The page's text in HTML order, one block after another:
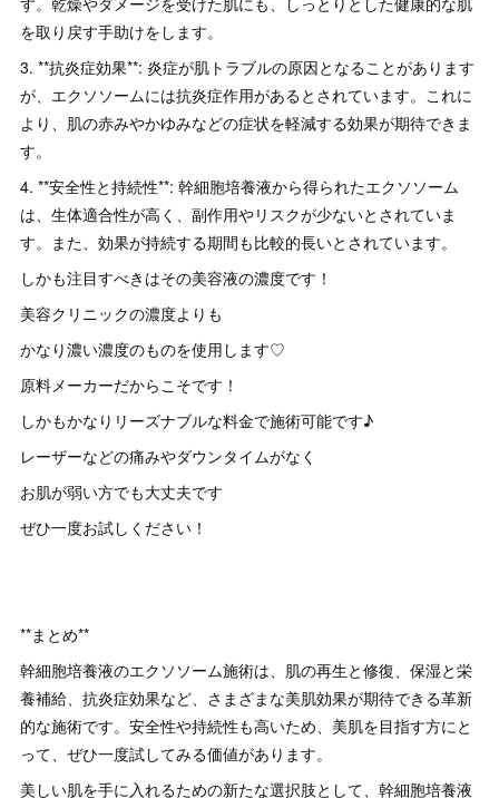
を取り戻す手助けをします。
3. **抗炎症効果**: 炎症が肌トラブルの原因となることがあります
が、エクソソームには抗炎症作用があるとされています。これに
より、肌の赤みやかゆみなどの症状を軽減する効果が期待できま
す。
4. **安全性と持続性**: 幹細胞培養液から得られたエクソソーム
は、生体適合性が高く、副作用やリスクが少ないとされていま
す。また、効果が持続する期間も比較的長いとされています。
しかも注目すべきはその美容液の濃度です！
美容クリニックの濃度よりも
かなり濃い濃度のものを使用します♡
原料メーカーだからこそです！
しかもかなりリーズナブルな料金で施術可能です♪
レーザーなどの痛みやダウンタイムがなく
お肌が弱い方でも大丈夫です
ぜひ一度お試しください！
**まとめ**
幹細胞培養液のエクソソーム施術は、肌の再生と修復、保湿と栄
養補給、抗炎症効果など、さまざまな美肌効果が期待できる革新
的な施術です。安全性や持続性も高いため、美肌を目指す方にと
って、ぜひ一度試してみる価値があります。
美しい肌を手に入れるための新たな選択肢として、幹細胞培養液